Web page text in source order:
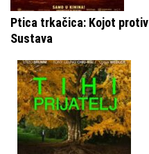
Ptica trkačica: Kojot protiv
Sustava